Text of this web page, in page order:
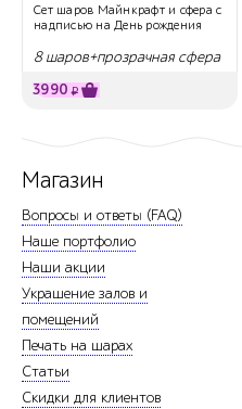
Сет шаров Майнкрафт и сфера с
надписью на День рождения
8 шаров+прозрачная сфера
3990 ₽
Магазин
Вопросы и ответы (FAQ)
Наше портфолио
Наши акции
Украшение залов и
помещений
Печать на шарах
Статьи
Скидки для клиентов